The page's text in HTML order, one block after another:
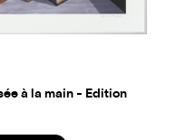
à la main - Edition